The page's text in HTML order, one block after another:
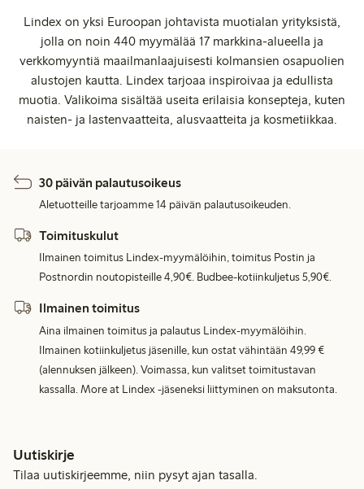
Lindex on yksi Euroopan johtavista muotialan yrityksistä,
jolla on noin 440 myymälää 17 markkina-alueella ja
verkkomyyntiä maailmanlaajuisesti kolmansien osapuolien
alustojen kautta. Lindex tarjoaa inspiroivaa ja edullista
muotia. Valikoima sisältää useita erilaisia konsepteja, kuten
naisten- ja lastenvaatteita, alusvaatteita ja kosmetiikkaa.
30 päivän palautusoikeus
Aletuotteille tarjoamme 14 päivän palautusoikeuden.
Toimituskulut
Ilmainen toimitus Lindex-myymälöihin, toimitus Postin ja
Postnordin noutopisteille 4,90€. Budbee-kotiinkuljetus 5,90€.
Ilmainen toimitus
Aina ilmainen toimitus ja palautus Lindex-myymälöihin.
Ilmainen kotiinkuljetus jäsenille, kun ostat vähintään 49,99 €
(alennuksen jälkeen). Voimassa, kun valitset toimitustavan
kassalla. More at Lindex -jäseneksi liittyminen on maksutonta.
Uutiskirje
Tilaa uutiskirjeemme, niin pysyt ajan tasalla.